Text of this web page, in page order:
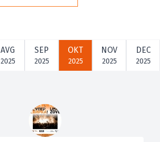
AVG
2025
SEP
2025
OKT
2025
NOV
2025
DEC
2025